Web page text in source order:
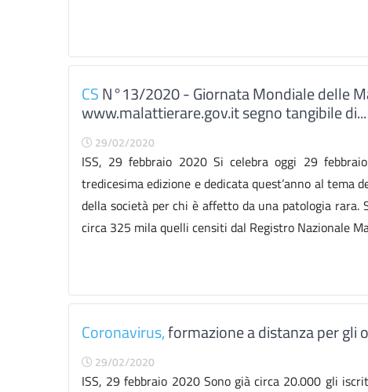
CSN°13/2020 - Giornata Mondiale delle
www.malattierare.gov.it segno tangibile di...
29/02/2020
ISS, 29 febbraio 2020 Si celebra oggi 29
tredicesima edizione e dedicata quest’anno al tema
della società per chi è affetto da una patologia
circa 325 mila quelli censiti dal Registro Nazionale
Coronavirus,formazione a distanza per gli
29/02/2020
ISS, 29 febbraio 2020 Sono già circa 20.000 gli